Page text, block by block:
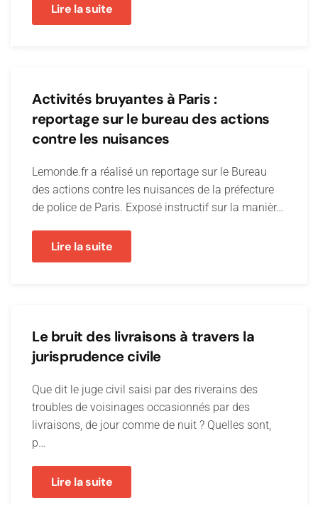
Lire la suite
Activités bruyantes à Paris :
reportage sur le bureau des actions
contre les nuisances
Lemonde.fr a réalisé un reportage sur le Bureau
des actions contre les nuisances de la préfecture
de police de Paris. Exposé instructif sur la manièr…
Lire la suite
Le bruit des livraisons à travers la
jurisprudence civile
Que dit le juge civil saisi par des riverains des
troubles de voisinages occasionnés par des
livraisons, de jour comme de nuit ? Quelles sont,
p…
Lire la suite